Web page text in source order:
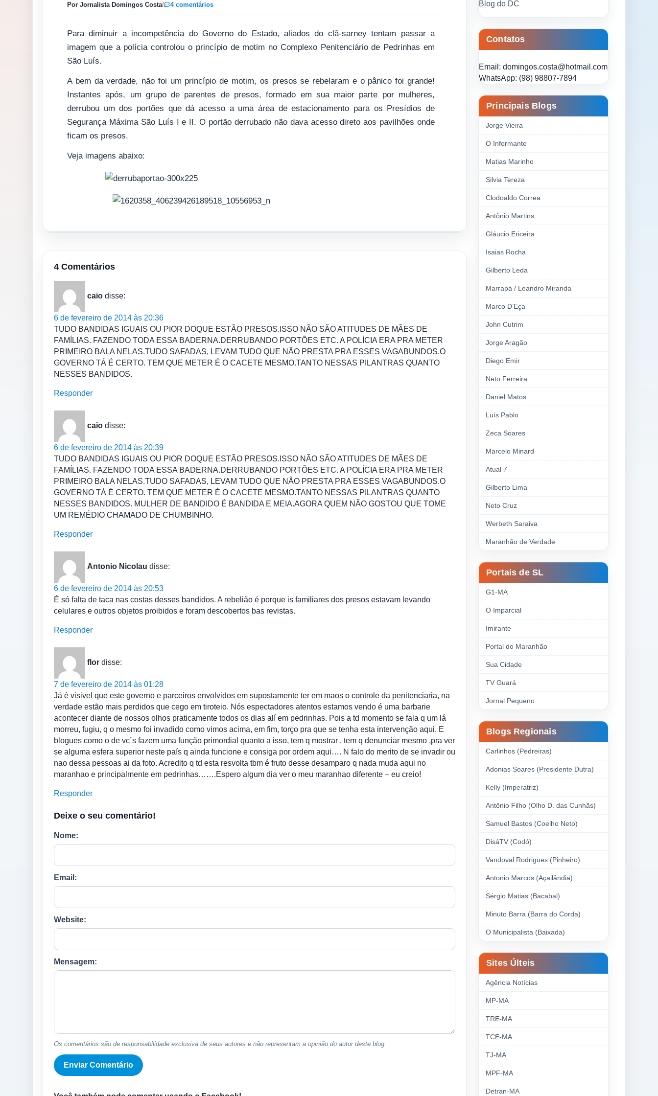
Por Jornalista Domingos Costa/ 4 comentários
Para diminuir a incompetência do Governo do Estado, aliados do clã-sarney tentam passar a
imagem que a polícia controlou o princípio de motim no Complexo Penitenciário de Pedrinhas em
São Luís.
A bem da verdade, não foi um princípio de motim, os presos se rebelaram e o pânico foi grande!
Instantes após, um grupo de parentes de presos, formado em sua maior parte por mulheres,
derrubou um dos portões que dá acesso a uma área de estacionamento para os Presídios de
Segurança Máxima São Luís I e II. O portão derrubado não dava acesso direto aos pavilhões onde
ficam os presos.
Veja imagens abaixo:
4 Comentários
caio disse:
6 de fevereiro de 2014 às 20:36
TUDO BANDIDAS IGUAIS OU PIOR DOQUE ESTÃO PRESOS.ISSO NÃO SÃO ATITUDES DE MÃES DE
FAMÍLIAS. FAZENDO TODA ESSA BADERNA.DERRUBANDO PORTÕES ETC. A POLÍCIA ERA PRA METER
PRIMEIRO BALA NELAS.TUDO SAFADAS, LEVAM TUDO QUE NÃO PRESTA PRA ESSES VAGABUNDOS.O
GOVERNO TÁ É CERTO. TEM QUE METER É O CACETE MESMO.TANTO NESSAS PILANTRAS QUANTO
NESSES BANDIDOS.
Responder
caio disse:
6 de fevereiro de 2014 às 20:39
TUDO BANDIDAS IGUAIS OU PIOR DOQUE ESTÃO PRESOS.ISSO NÃO SÃO ATITUDES DE MÃES DE
FAMÍLIAS. FAZENDO TODA ESSA BADERNA.DERRUBANDO PORTÕES ETC. A POLÍCIA ERA PRA METER
PRIMEIRO BALA NELAS.TUDO SAFADAS, LEVAM TUDO QUE NÃO PRESTA PRA ESSES VAGABUNDOS.O
GOVERNO TÁ É CERTO. TEM QUE METER É O CACETE MESMO.TANTO NESSAS PILANTRAS QUANTO
NESSES BANDIDOS. MULHER DE BANDIDO É BANDIDA E MEIA.AGORA QUEM NÃO GOSTOU QUE TOME
UM REMÉDIO CHAMADO DE CHUMBINHO.
Responder
Antonio Nicolau disse:
6 de fevereiro de 2014 às 20:53
É só falta de taca nas costas desses bandidos. A rebelião é porque is familiares dos presos estavam levando
celulares e outros objetos proibidos e foram descobertos bas revistas.
Responder
flor disse:
7 de fevereiro de 2014 às 01:28
Já é visivel que este governo e parceiros envolvidos em supostamente ter em maos o controle da penitenciaria, na
verdade estão mais perdidos que cego em tiroteio. Nós espectadores atentos estamos vendo é uma barbarie
acontecer diante de nossos olhos praticamente todos os dias alí em pedrinhas. Pois a td momento se fala q um lá
morreu, fugiu, q o mesmo foi invadido como vimos acima, em fim, torço pra que se tenha esta intervenção aqui. E
blogues como o de vc´s fazem uma função primordial quanto a isso, tem q mostrar , tem q denunciar mesmo ,pra ver
se alguma esfera superior neste país q ainda funcione e consiga por ordem aqui…. N falo do merito de se invadir ou
nao dessa pessoas ai da foto. Acredito q td esta resvolta tbm é fruto desse desamparo q nada muda aqui no
maranhao e principalmente em pedrinhas…….Espero algum dia ver o meu maranhao diferente – eu creio!
Responder
Deixe o seu comentário!
Nome:
Email:
Website:
Mensagem:
Os comentários são de responsabilidade exclusiva de seus autores e não representam a opinião do autor deste blog.
Blog do DC
Contatos
Email: domingos.costa@hotmail.com
WhatsApp: (98) 98807-7894
Principais Blogs
Jorge Vieira
O Informante
Matias Marinho
Silvia Tereza
Clodoaldo Correa
Antônio Martins
Gláucio Ericeira
Isaias Rocha
Gilberto Leda
Marrapá / Leandro Miranda
Marco D’Eça
John Cutrim
Jorge Aragão
Diego Emir
Neto Ferreira
Daniel Matos
Luís Pablo
Zeca Soares
Marcelo Minard
Atual 7
Gilberto Lima
Neto Cruz
Werbeth Saraiva
Maranhão de Verdade
Portais de SL
G1-MA
O Imparcial
Imirante
Portal do Maranhão
Sua Cidade
TV Guará
Jornal Pequeno
Blogs Regionais
Carlinhos (Pedreiras)
Adonias Soares (Presidente Dutra)
Kelly (Imperatriz)
Antônio Filho (Olho D. das Cunhãs)
Samuel Bastos (Coelho Neto)
DisáTV (Codó)
Vandoval Rodrigues (Pinheiro)
Antonio Marcos (Açailândia)
Sérgio Matias (Bacabal)
Minuto Barra (Barra do Corda)
O Municipalista (Baixada)
Sites Últeis
Agência Notícias
MP-MA
TRE-MA
TCE-MA
TJ-MA
MPF-MA
Detran-MA